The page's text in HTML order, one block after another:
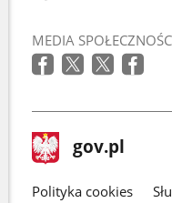
MEDIA
stopka
gov.pl Strona
gov.pl
gov.pl
Polityka cookies